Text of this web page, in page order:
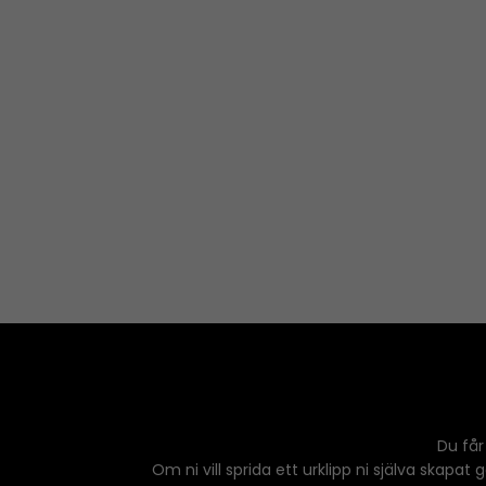
Du
Om ni vill sprida ett urklipp ni själva